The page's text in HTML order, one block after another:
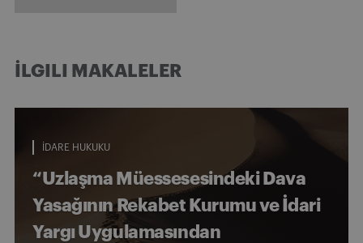
İLGILI MAKALELER
İDARE HUKUKU
“Uzlaşma Müessesesindeki Dava
Yasağının Rekabet Kurumu ve İdari
Yargı Uygulamasından